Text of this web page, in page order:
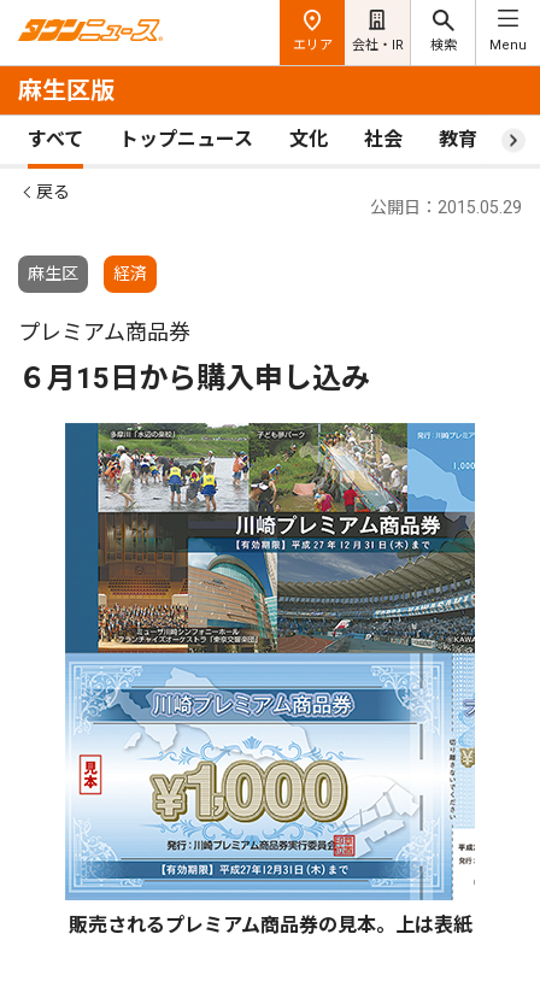
エリア 会社・IR 検索 Menu
麻生区版
すべて トップニュース 文化 社会 教育 ス
戻る
麻生区 経済
公開日：2015.05.29
プレミアム商品券
６月15日から購入申し込み
販売されるプレミアム商品券の見本。上は表紙